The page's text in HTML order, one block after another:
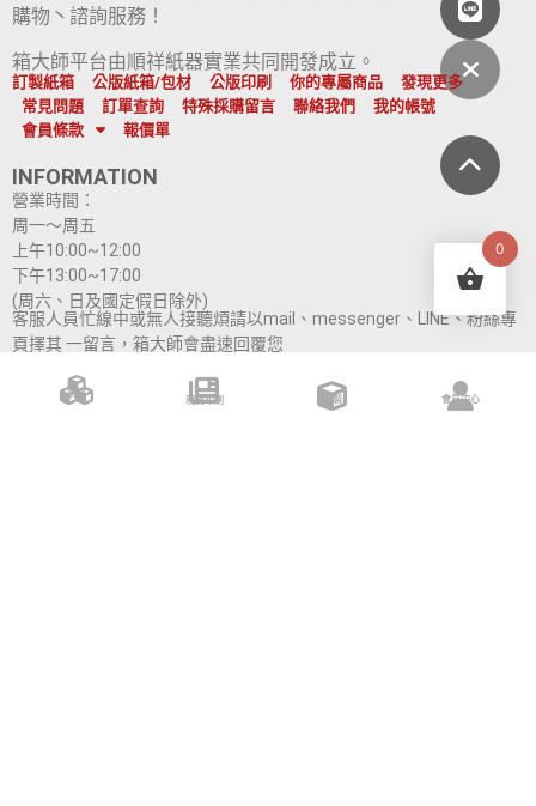
購物丶諮詢服務！
箱大師平台由順祥紙器實業共同開發成立。
訂製紙箱 公版紙箱/包材 公版印刷 你的專屬商品
發現更多
常見問題
訂單查詢 特殊採購留言 聯絡我們
我的帳號
會員條款
報價單
INFORMATION
營業時間：
周一～周五
上午10:00~12:00
下午13:00~17:00
(周六、日及國定假日除外)
客服人員忙線中或無人接聽煩請以mail、messenger、LINE、粉絲專
頁擇其 一留言，箱大師會盡速回覆您
CONTACT US
0906-912-298
現貨
現貨印刷 訂製 會員中心
0